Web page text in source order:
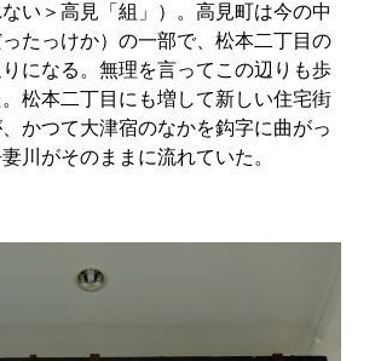
い＞高見「組」）。高見町は今の中
たっけか）の一部で、松本二丁目の
になる。無理を言ってこの辺りも歩
松本二丁目にも増して新しい住宅街
かつて大津宿のなかを鈎字に曲がっ
川がそのままに流れていた。